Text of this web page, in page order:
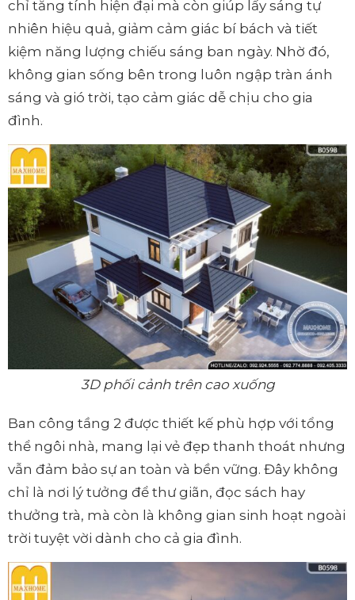
chỉ tăng tính hiện đại mà còn giúp lấy sáng tự
nhiên hiệu quả, giảm cảm giác bí bách và tiết
kiệm năng lượng chiếu sáng ban ngày. Nhờ đó,
không gian sống bên trong luôn ngập tràn ánh
sáng và gió trời, tạo cảm giác dễ chịu cho gia
đình.
3D phối cảnh trên cao xuống
Ban công tầng 2 được thiết kế phù hợp với tổng
thể ngôi nhà, mang lại vẻ đẹp thanh thoát nhưng
vẫn đảm bảo sự an toàn và bền vững. Đây không
chỉ là nơi lý tưởng để thư giãn, đọc sách hay
thưởng trà, mà còn là không gian sinh hoạt ngoài
trời tuyệt vời dành cho cả gia đình.